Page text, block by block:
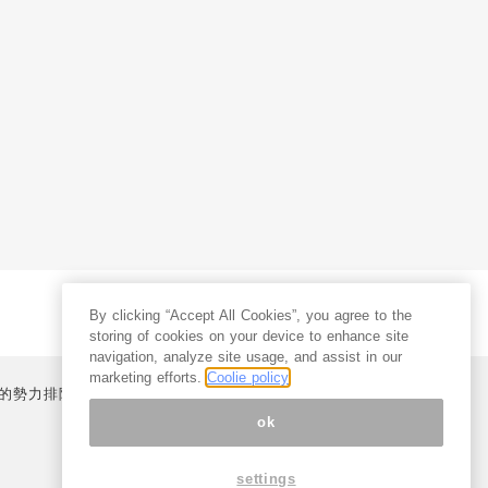
勢力排除宣言
By clicking “Accept All Cookies”, you agree to the
storing of cookies on your device to enhance site
navigation, analyze site usage, and assist in our
marketing efforts. Coolie policy
ok
settings